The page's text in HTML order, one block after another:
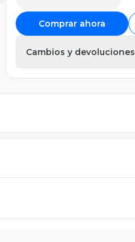
Comprar ahora
Cambios y devoluciones